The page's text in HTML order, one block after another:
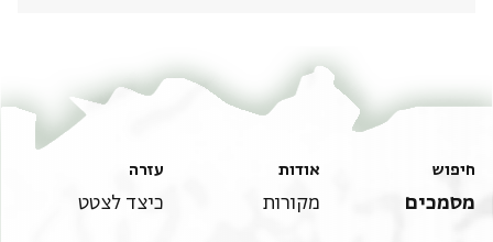
חיפוש
מסמכים
אודות
מקורות
עזרה
כיצד לצטט